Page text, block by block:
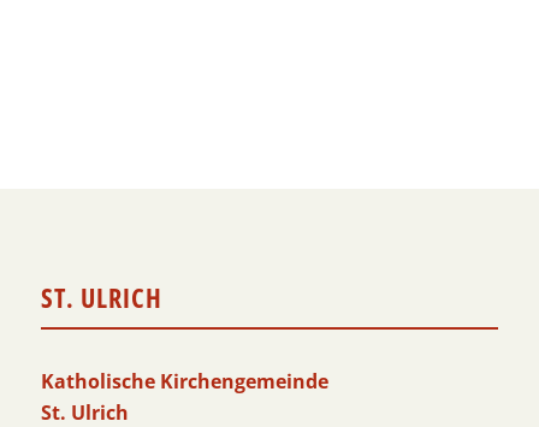
ST. ULRICH
Katholische Kirchengemeinde
St. Ulrich